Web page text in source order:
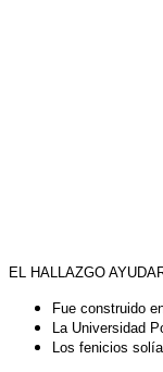
EL HALLAZGO
Fue construido
La Universidad
Los fenicios